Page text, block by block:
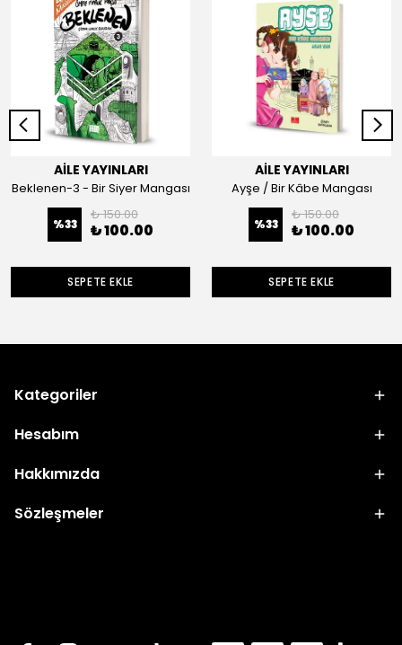
AİLE YAYINLARI
Beklenen-3 - Bir Siyer Mangası
%33
₺ 150.00
₺ 100.00
SEPETE EKLE
AİLE YAYINLARI
Ayşe / Bir Kâbe Mangası
%33
₺ 150.00
₺ 100.00
SEPETE EKLE
Kategoriler
Hesabım
Hakkımızda
Sözleşmeler